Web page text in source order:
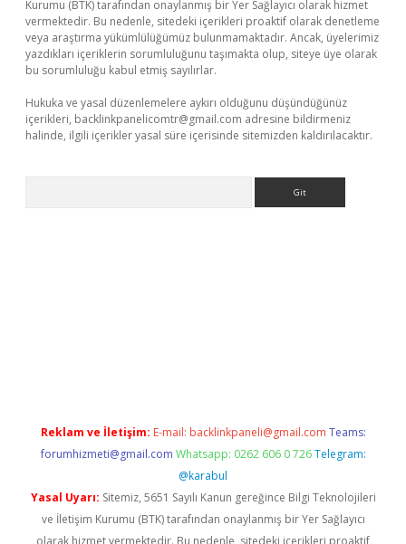
Kurumu (BTK) tarafından onaylanmış bir Yer Sağlayıcı olarak hizmet
vermektedir. Bu nedenle, sitedeki içerikleri proaktif olarak denetleme
veya araştırma yükümlülüğümüz bulunmamaktadır. Ancak, üyelerimiz
yazdıkları içeriklerin sorumluluğunu taşımakta olup, siteye üye olarak
bu sorumluluğu kabul etmiş sayılırlar.
Hukuka ve yasal düzenlemelere aykırı olduğunu düşündüğünüz
içerikleri, backlinkpanelicomtr@gmail.com adresine bildirmeniz
halinde, ilgili içerikler yasal süre içerisinde sitemizden kaldırılacaktır.
Reklam ve İletişim: E-mail: backlinkpaneli@gmail.com Teams:
forumhizmeti@gmail.com Whatsapp: 0262 606 0 726 Telegram:
@karabul
Yasal Uyarı: Sitemiz, 5651 Sayılı Kanun gereğince Bilgi Teknolojileri
ve İletişim Kurumu (BTK) tarafından onaylanmış bir Yer Sağlayıcı
olarak hizmet vermektedir. Bu nedenle, sitedeki içerikleri proaktif